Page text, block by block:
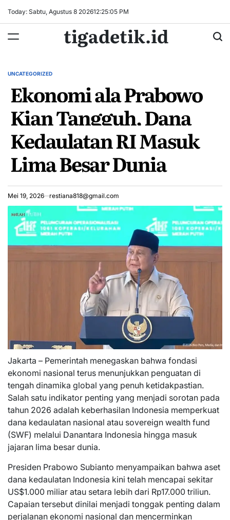
Today: Sabtu, Agustus 8 202612:25:06 PM
tigadetik.id
POSTED
UNCATEGORIZED
Ekonomi ala Prabowo
Kian Tangguh, Dana
Kedaulatan RI Masuk
Lima Besar Dunia
Mei 19, 2026 restiana818@gmail.com
Jakarta – Pemerintah menegaskan bahwa fondasi
ekonomi nasional terus menunjukkan penguatan di
tengah dinamika global yang penuh ketidakpastian.
Salah satu indikator penting yang menjadi sorotan pada
tahun 2026 adalah keberhasilan Indonesia memperkuat
dana kedaulatan nasional atau sovereign wealth fund
(SWF) melalui Danantara Indonesia hingga masuk
jajaran lima besar dunia.
Presiden Prabowo Subianto menyampaikan bahwa aset
dana kedaulatan Indonesia kini telah mencapai sekitar
US$1.000 miliar atau setara lebih dari Rp17.000 triliun.
Capaian tersebut dinilai menjadi tonggak penting dalam
perjalanan ekonomi nasional dan mencerminkan